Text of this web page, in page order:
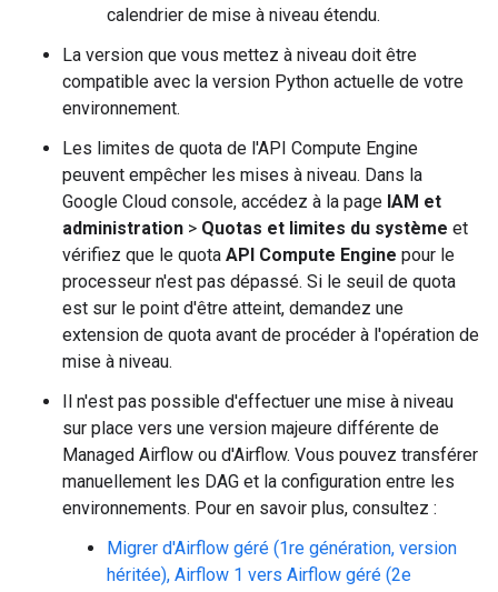
calendrier de mise à niveau étendu.
La version que vous mettez à niveau doit être
compatible avec la version Python actuelle de votre
environnement.
Les limites de quota de l'API Compute Engine
peuvent empêcher les mises à niveau. Dans la
Google Cloud console, accédez à la page IAM et
administration > Quotas et limites du système et
vérifiez que le quota API Compute Engine pour le
processeur n'est pas dépassé. Si le seuil de quota
est sur le point d'être atteint, demandez une
extension de quota avant de procéder à l'opération de
mise à niveau.
Il n'est pas possible d'effectuer une mise à niveau
sur place vers une version majeure différente de
Managed Airflow ou d'Airflow. Vous pouvez transférer
manuellement les DAG et la configuration entre les
environnements. Pour en savoir plus, consultez :
Migrer d'Airflow géré (1re génération, version
héritée), Airflow 1 vers Airflow géré (2e